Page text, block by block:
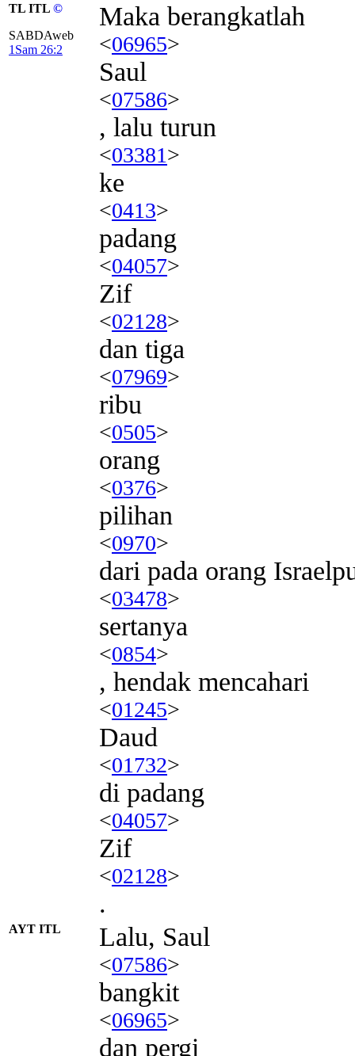
TL ITL ©
SABDAweb
1Sam 26:2
Maka berangkatlah
<06965>
Saul
<07586>
, lalu turun
<03381>
ke
<0413>
padang
<04057>
Zif
<02128>
dan tiga
<07969>
ribu
<0505>
orang
<0376>
pilihan
<0970>
dari pada orang
<03478>
sertanya
<0854>
, hendak mencahari
<01245>
Daud
<01732>
di padang
<04057>
Zif
<02128>
.
AYT ITL Lalu, Saul
<07586>
bangkit
<06965>
dan pergi